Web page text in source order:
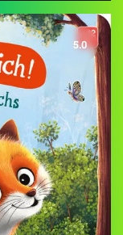
5.0